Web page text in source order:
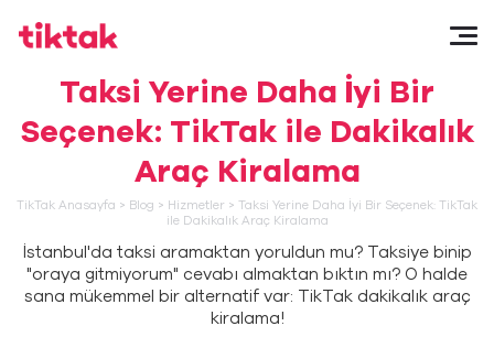
Taksi Yerine Daha İyi Bir
Seçenek: TikTak ile Dakikalık
Araç Kiralama
TikTak Anasayfa > Blog > Hizmetler > Taksi Yerine Daha İyi Bir Seçenek: TikTak
ile Dakikalık Araç Kiralama
İstanbul'da taksi aramaktan yoruldun mu? Taksiye binip
"oraya gitmiyorum" cevabı almaktan bıktın mı? O halde
sana mükemmel bir alternatif var: TikTak dakikalık araç
kiralama!